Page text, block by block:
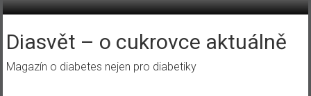
Přeskočit
obsah
Diasvět – o cukrovce aktuálně
Magazín o diabetes nejen pro diabetiky